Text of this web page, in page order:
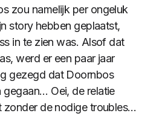
zou namelijk per ongeluk
story hebben geplaatst,
in te zien was. Alsof dat
werd er een paar jaar
gezegd dat Doornbos
gegaan… Oei, de relatie
zonder de nodige troubles…